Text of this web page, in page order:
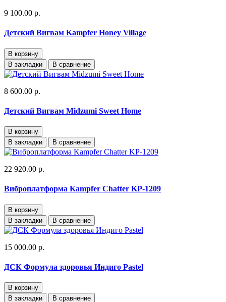
9 100.00 р.
Детский Вигвам Kampfer Honey Village
В корзину
В закладки
В сравнение
8 600.00 р.
Детский Вигвам Midzumi Sweet Home
В корзину
В закладки
В сравнение
22 920.00 р.
Виброплатформа Kampfer Chatter KP-1209
В корзину
В закладки
В сравнение
15 000.00 р.
ДСК Формула здоровья Индиго Pastel
В корзину
В закладки
В сравнение